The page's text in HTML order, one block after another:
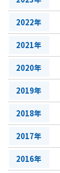
2022年
2021年
2020年
2019年
2018年
2017年
2016年